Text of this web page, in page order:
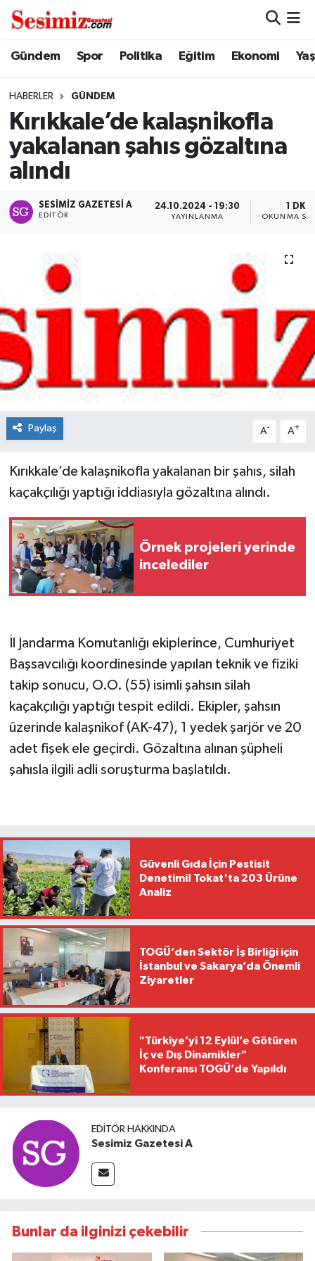
Gündem Spor Politika Eğitim Ekonomi
HABERLER GÜNDEM
Kırıkkale’de kalaşnikofla
yakalanan şahıs gözaltına
alındı
SESIMIZ GAZETESI A
EDITÖR
24.10.2024 - 19:30
YAYINLANMA
1 DK
OKUNMA
Paylaş A- A+
Kırıkkale’de kalaşnikofla yakalanan bir şahıs, silah
kaçakçılığı yaptığı iddiasıyla gözaltına alındı.
Örnek projeleri yerinde
incelediler
İl Jandarma Komutanlığı ekiplerince, Cumhuriyet
Başsavcılığı koordinesinde yapılan teknik ve fiziki
takip sonucu, O.O. (55) isimli şahsın silah
kaçakçılığı yaptığı tespit edildi. Ekipler, şahsın
üzerinde kalaşnikof (AK-47), 1 yedek şarjör ve 20
adet fişek ele geçirdi. Gözaltına alınan şüpheli
şahısla ilgili adli soruşturma başlatıldı.
Güvenli Gıda İçin Pestisit
Denetimi! Tokat'ta 203 Ürüne
Analiz
TOGÜ’den Sektör İş Birliği için
İstanbul ve Sakarya’da Önemli
Ziyaretler
"Türkiye’yi 12 Eylül’e Götüren
İç ve Dış Dinamikler"
Konferansı TOGÜ’de Yapıldı
EDITÖR HAKKINDA
Sesimiz Gazetesi A
Bunlar da ilginizi çekebilir
Dünya
Ekonomi
Genel
Gündem
Politika
Sağlık
Spor
Teknoloji
Nöbetçi Eczaneler
Hava Durumu
Namaz Vakitleri
Trafik Durumu
Süper Lig Puan Durumu ve Fikstür
Son Dakika Haberleri
Haber Arşivi